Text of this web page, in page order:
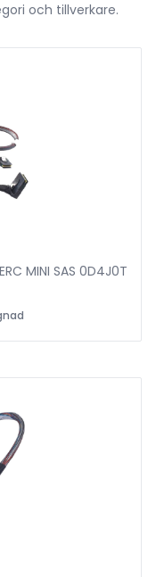
och tillverkare.
MINI SAS 0D4J0T